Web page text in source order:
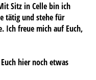
Sitz in Celle bin ich
tätig und stehe für
Ich freue mich auf Euch,
hier noch etwas